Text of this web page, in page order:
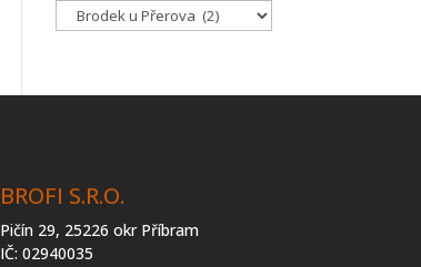
Lakality
prodejců
BROFI S.R.O.
Pičín 29, 25226 okr Příbram
IČ: 02940035